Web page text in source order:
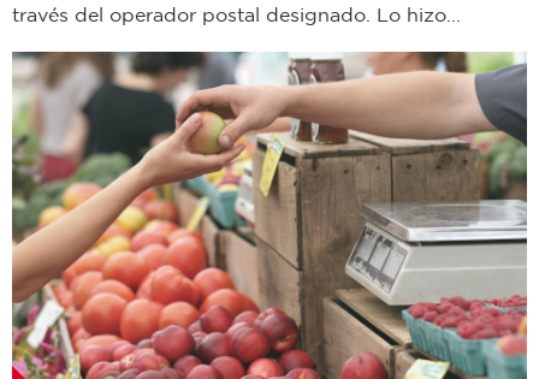
través del operador postal designado. Lo hizo...